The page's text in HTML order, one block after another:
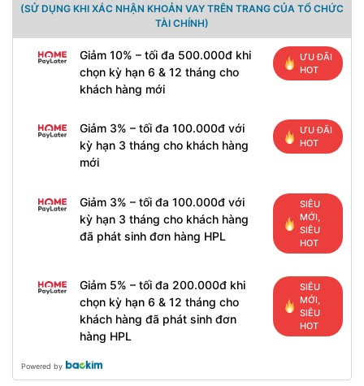
(SỬ DỤNG KHI XÁC NHẬN KHOẢN VAY TRÊN TRANG CỦA TỔ CHỨC
TÀI CHÍNH)
Giảm 10% – tối đa 500.000đ khi
chọn kỳ hạn 6 & 12 tháng cho
khách hàng mới
ƯU ĐÃI
HOT
Giảm 3% – tối đa 100.000đ với
kỳ hạn 3 tháng cho khách hàng
mới
ƯU ĐÃI
HOT
Giảm 3% – tối đa 100.000đ với
kỳ hạn 3 tháng cho khách hàng
đã phát sinh đơn hàng HPL
SIÊU
MỚI,
SIÊU
HOT
Giảm 5% – tối đa 200.000đ khi
chọn kỳ hạn 6 & 12 tháng cho
khách hàng đã phát sinh đơn
hàng HPL
SIÊU
MỚI,
SIÊU
HOT
Powered by